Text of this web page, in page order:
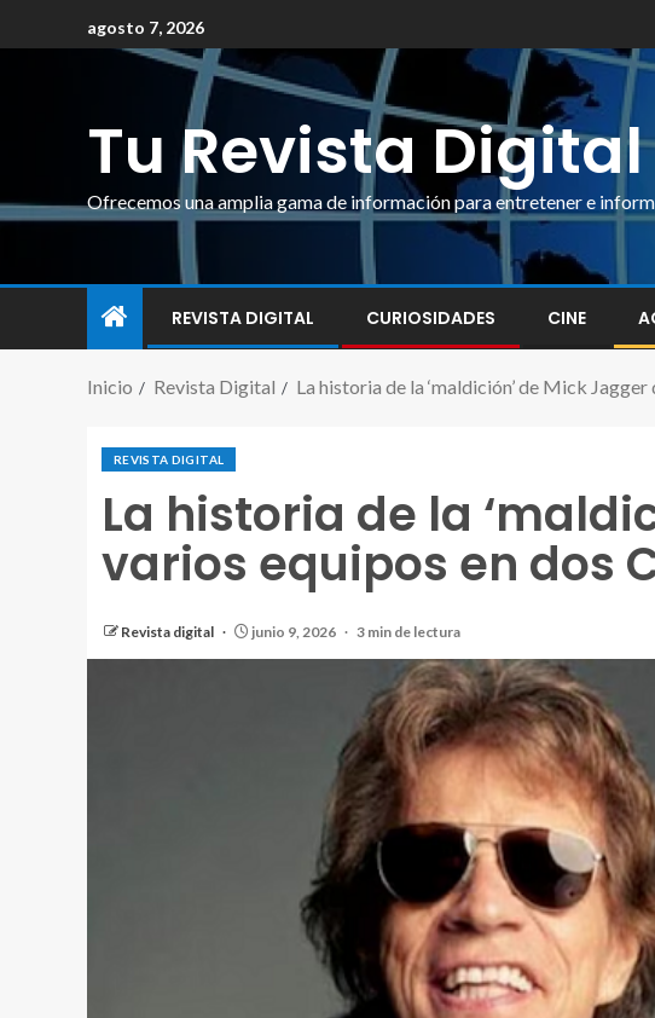
agosto 7, 2026
Tu Revista Digital
Ofrecemos una amplia gama de información para entretener e
REVISTA DIGITAL CURIOSIDADES CINE
Inicio Revista Digital La historia de la ‘maldición’ de Mick
REVISTA DIGITAL
La historia de la
varios equipos en dos
Revista digital junio 9, 2026 3 min de lectura